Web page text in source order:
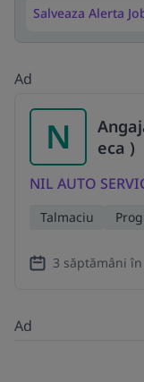
Salveaza Alerta
Ad
N
eca )
NIL AUTO
Talmaciu
3 săptămâni
Ad